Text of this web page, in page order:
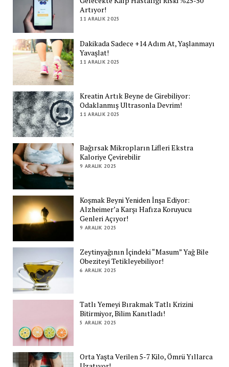
Artıyor!
11 ARALIK 2025
Dakikada Sadece +14 Adım At, Yaşlanmayı
Yavaşlat!
11 ARALIK 2025
Kreatin Artık Beyne de Girebiliyor:
Odaklanmış Ultrasonla Devrim!
11 ARALIK 2025
Bağırsak Mikropların Lifleri Ekstra
Kaloriye Çevirebilir
9 ARALIK 2025
Koşmak Beyni Yeniden İnşa Ediyor:
Alzheimer’a Karşı Hafıza Koruyucu
Genleri Açıyor!
9 ARALIK 2025
Zeytinyağının İçindeki “Masum” Yağ Bile
Obeziteyi Tetikleyebiliyor!
6 ARALIK 2025
Tatlı Yemeyi Bırakmak Tatlı Krizini
Bitirmiyor, Bilim Kanıtladı!
5 ARALIK 2025
Orta Yaşta Verilen 5-7 Kilo, Ömrü Yıllarca